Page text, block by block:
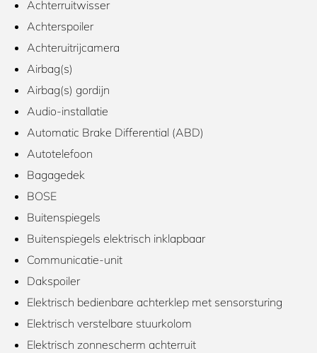
Achterruitwisser
Achterspoiler
Achteruitrijcamera
Airbag(s)
Airbag(s) gordijn
Audio-installatie
Automatic Brake Differential (ABD)
Autotelefoon
Bagagedek
BOSE
Buitenspiegels
Buitenspiegels elektrisch inklapbaar
Communicatie-unit
Dakspoiler
Elektrisch bedienbare achterklep met sensorsturing
Elektrisch verstelbare stuurkolom
Elektrisch zonnescherm achterruit